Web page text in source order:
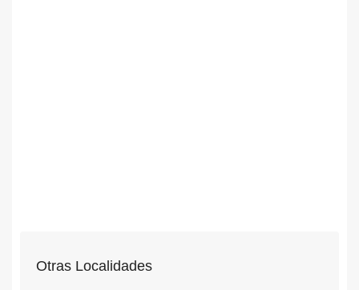
Otras Localidades